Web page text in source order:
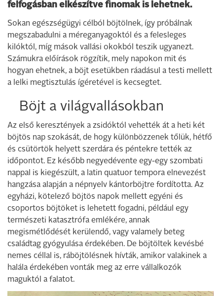
felfogásban elkészítve finomak is lehetnek.
Sokan egészségügyi célból böjtölnek, így próbálnak
megszabadulni a méreganyagoktól és a felesleges
kilóktól, míg mások vallási okokból teszik ugyanezt.
Számukra előírások rögzítik, mely napokon mit és
hogyan ehetnek, a böjt esetükben ráadásul a testi mellett
a lelki megtisztulás ígéretével is kecsegtet.
Böjt a világvallásokban
Az első keresztények a zsidóktól vehették át a heti két
böjtös nap szokását, de hogy különbözzenek tőlük, hétfő
és csütörtök helyett szerdára és péntekre tették az
időpontot. Ez később negyedévente egy-egy szombati
nappal is kiegészült, a latin quatuor tempora elnevezést
hangzása alapján a népnyelv kántorböjtre fordította. Az
egyházi, kötelező böjtös napok mellett egyéni és
csoportos böjtöket is lehetett fogadni, például egy
természeti katasztrófa emlékére, annak
megismétlődését kerülendő, vagy valamely beteg
családtag gyógyulása érdekében. De böjtöltek kevésbé
nemes céllal is, ráböjtölésnek hívták, amikor valakinek a
halála érdekében vonták meg az erre vállalkozók
maguktól a falatot.